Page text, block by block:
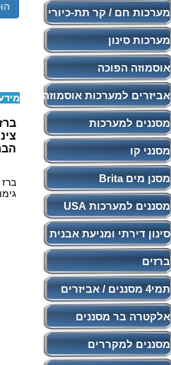
מערכות חם / קר תת-כיורי
מערכות סינון
אוסמוזה הפוכה
אביזרים למערכות אוסמוזה
מסננים למערכות
מסנני קו
מסנן מים Brita
מסננים למערכות USA
סינון דירתי ומניעת אבנית
ברזים
תמי4 מסננים / אביזרים
אלקטרה בר מסננים
מסננים למקררים